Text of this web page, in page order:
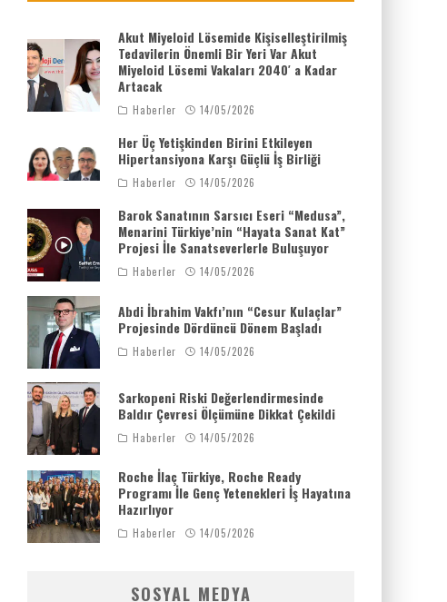
Akut Miyeloid Lösemide Kişiselleştirilmiş
Tedavilerin Önemli Bir Yeri Var Akut
Miyeloid Lösemi Vakaları 2040′ a Kadar
Artacak
Haberler 14/05/2026
Her Üç Yetişkinden Birini Etkileyen
Hipertansiyona Karşı Güçlü İş Birliği
Haberler 14/05/2026
Barok Sanatının Sarsıcı Eseri “Medusa”,
Menarini Türkiye’nin “Hayata Sanat Kat”
Projesi İle Sanatseverlerle Buluşuyor
Haberler 14/05/2026
Abdi İbrahim Vakfı’nın “Cesur Kulaçlar”
Projesinde Dördüncü Dönem Başladı
Haberler 14/05/2026
Sarkopeni Riski Değerlendirmesinde
Baldır Çevresi Ölçümüne Dikkat Çekildi
Haberler 14/05/2026
Roche İlaç Türkiye, Roche Ready
Programı İle Genç Yetenekleri İş Hayatına
Hazırlıyor
Haberler 14/05/2026
SOSYAL MEDYA